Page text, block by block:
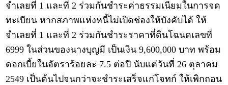
จำเลยที่ 1 และที่ 2 ร่วมกันชำระค่าธรรมเนียมในการจด
ทะเบียน หากสภาพแห่งหนี้ไม่เปิดช่องให้บังคับได้ ให้
จำเลยที่ 1 และที่ 2 ร่วมกันชำระราคาที่ดินโฉนดเลขที่
6999 ในส่วนของนางบุญมี เป็นเงิน 9,600,000 บาท พร้อม
ดอกเบี้ยในอัตราร้อยละ 7.5 ต่อปี นับแต่วันที่ 26 ตุลาคม
2549 เป็นต้นไปจนกว่าจะชำระเสร็จแก่โจทก์ ให้เพิกถอน